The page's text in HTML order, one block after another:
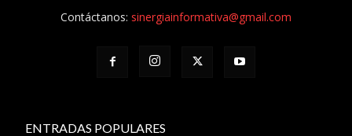
Contáctanos: sinergiainformativa@gmail.com
ENTRADAS POPULARES